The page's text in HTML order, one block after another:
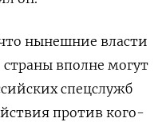
нынешние власти
вполне могут
спецслужб
против кого-